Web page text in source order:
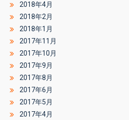
2018年4月
2018年2月
2018年1月
2017年11月
2017年10月
2017年9月
2017年8月
2017年6月
2017年5月
2017年4月